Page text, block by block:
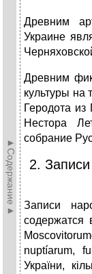
►Содержание►
Древним
Украине
Древним
культуры на
Геродота
Нестора
собрание
2.
Записи
содержатся
nuptíarum,
України,